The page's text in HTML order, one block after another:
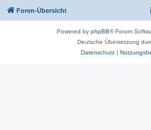
Foren-Übersicht
Powered by phpBB® Forum
Deutsche Übersetzung
Datenschutz|